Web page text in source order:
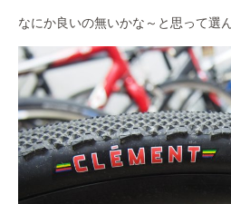
なにか良いの無いかな～と思って選